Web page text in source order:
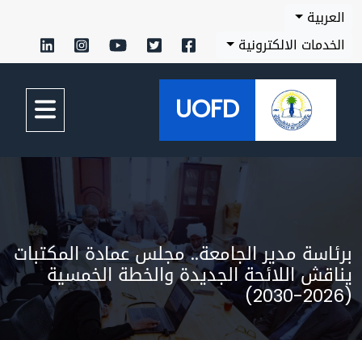
الالكترونية
UOFD
مدير الجامعة.. مجلس عمادة المكتبات
اللائحة الجديدة والخطة الخمسية